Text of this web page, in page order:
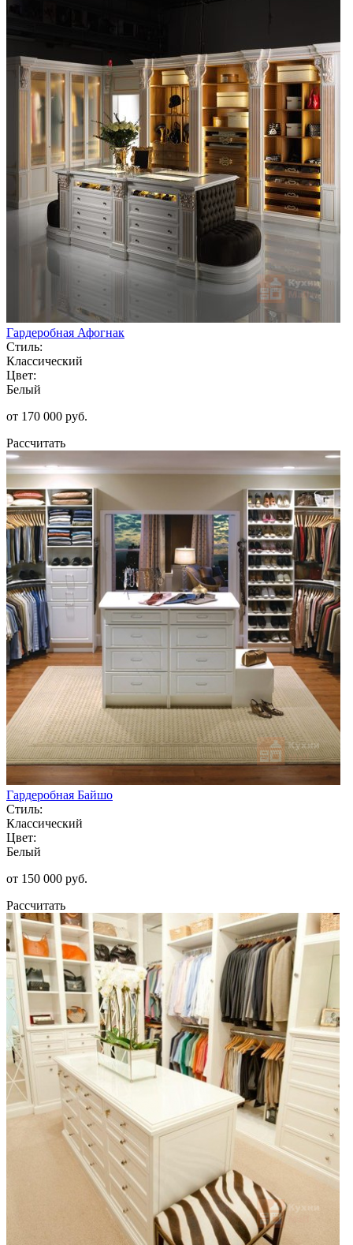
Гардеробная Афогнак
Стиль:
Классический
Цвет:
Белый
от 170 000 руб.
Рассчитать
Гардеробная Байшо
Стиль:
Классический
Цвет:
Белый
от 150 000 руб.
Рассчитать